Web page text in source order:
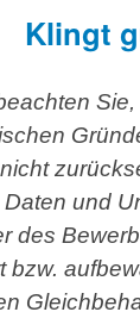
Klingt
und
des
bzw.